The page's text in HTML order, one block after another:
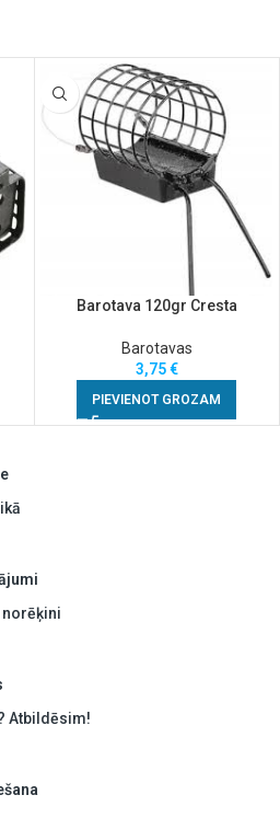
Barotava 120gr Cresta
Barotavas
3,75€
PIEVIENOT GROZAM
norēķini
Atbildēsim!